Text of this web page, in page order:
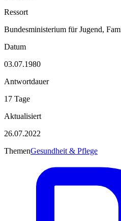
Ressort
Bundesministerium für Jugend,
Datum
03.07.1980
Antwortdauer
17 Tage
Aktualisiert
26.07.2022
ThemenGesundheit & Pflege